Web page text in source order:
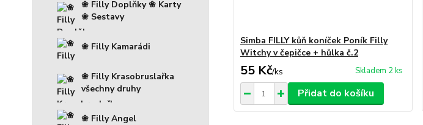
❀ Filly Doplňky ❀ Karty
❀ Sestavy
❀ Filly Kamarádi
❀ Filly Krasobruslařka
všechny druhy
❀ Filly Angel
Simba FILLY kůň koníček Poník Filly
Witchy v čepičce + hůlka č.2
55 Kč/ks Skladem 2 ks
Přidat do košíku